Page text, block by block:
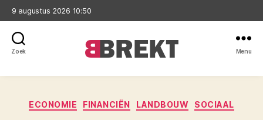
9 augustus 2026 10:50
Zoek Menu
Categorieën
ECONOMIE FINANCIËN LANDBOUW SOCIAAL